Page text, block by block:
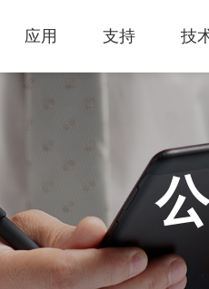
激
应用 支持 技
产品影片